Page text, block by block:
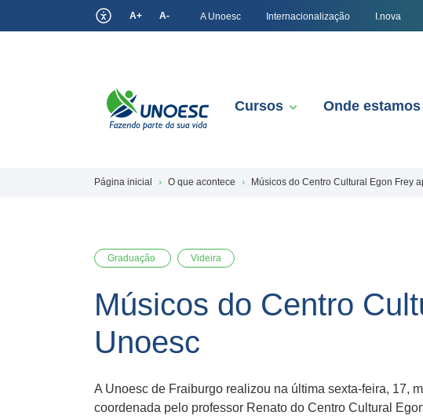
A+ A- A Unoesc Internacionalização I.nova
Cursos Onde estamos
Página inicial O que acontece Músicos do Centro Cultural Egon Frey
Graduação Videira
Músicos do Centro
Unoesc
A Unoesc de Fraiburgo realizou na última sexta-feira, 17,
coordenada pelo professor Renato do Centro Cultural